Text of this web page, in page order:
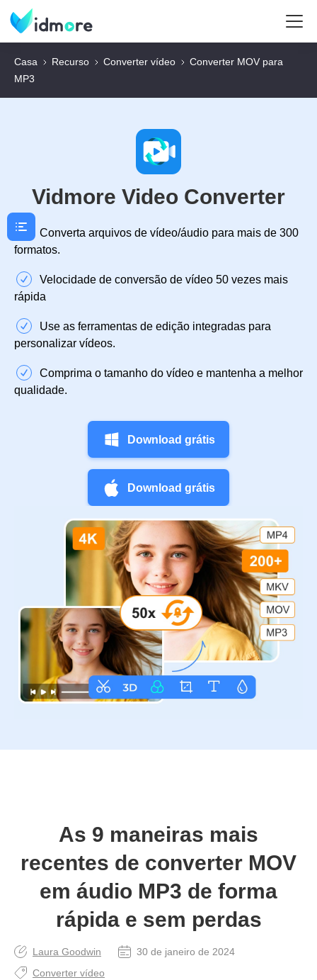
Casa Recurso Converter vídeo
Converter MOV para
MP3
Vidmore Video Converter
Converta arquivos de vídeo/áudio para mais de 300
formatos.
Velocidade de conversão de vídeo 50 vezes mais
rápida
Use as ferramentas de edição integradas para
personalizar vídeos.
Comprima o tamanho do vídeo e mantenha a melhor
qualidade.
Download grátis
Download grátis
As 9 maneiras mais
recentes de converter MOV
em áudio MP3 de forma
rápida e sem perdas
Laura Goodwin
30 de janeiro de 2024
Converter vídeo